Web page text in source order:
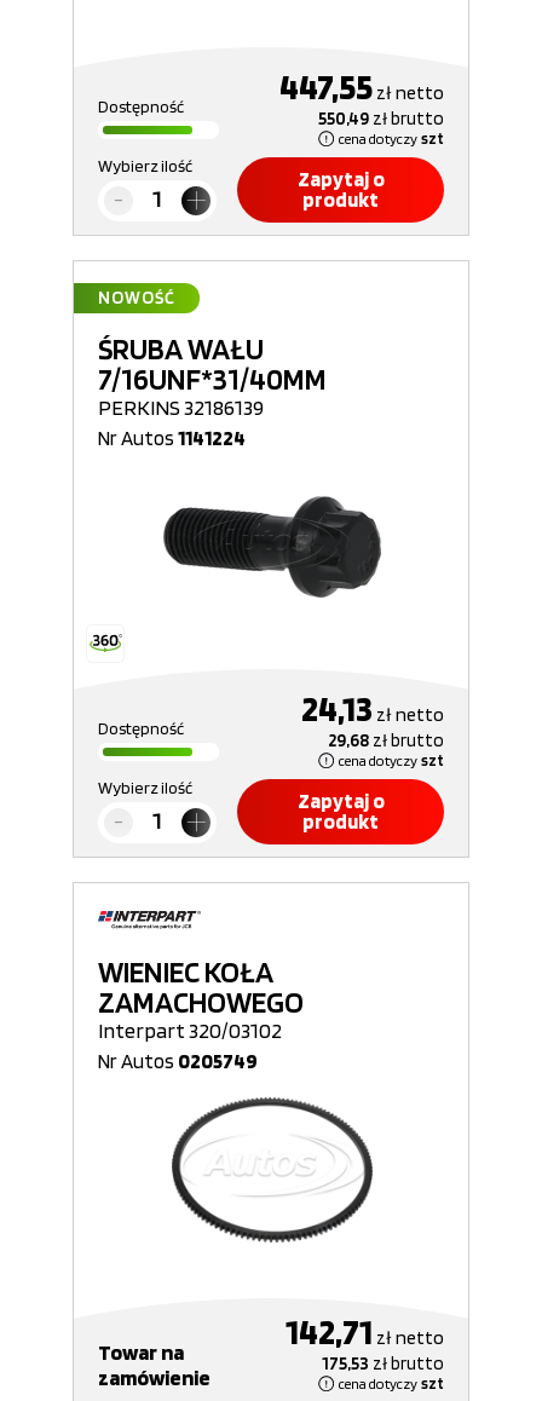
Dostępność 447,55 złnetto
550,49 złbrutto
cena dotyczy szt
Wybierz ilość
Zapytaj o
produkt
NOWOŚĆ
ŚRUBA WAŁU
7/16UNF*31/40MM
PERKINS 32186139
Nr Autos 1141224
Dostępność 24,13 złnetto
29,68 złbrutto
cena dotyczy szt
Wybierz ilość
Zapytaj o
produkt
WIENIEC KOŁA
ZAMACHOWEGO
Interpart 320/03102
Nr Autos 0205749
Towar na
zamówienie
142,71 złnetto
175,53 złbrutto
cena dotyczy szt